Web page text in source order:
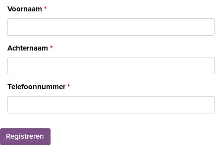
Voornaam
Achternaam
Telefoonnummer
Registreren